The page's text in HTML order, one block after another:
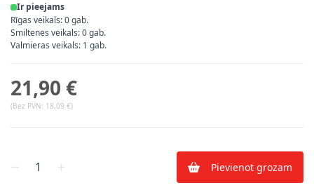
Ir pieejams
Rīgas veikals: 0 gab.
Smiltenes veikals: 0 gab.
Valmieras veikals: 1 gab.
21,90 €
(Bez PVN: 18,09 €)
Skaits Pievienot grozam